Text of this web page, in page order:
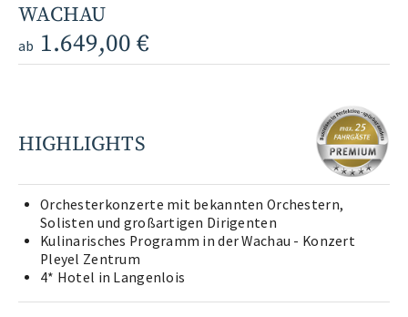
WACHAU
ab 1.649,00 €
HIGHLIGHTS
Orchesterkonzerte mit bekannten Orchestern,
Solisten und großartigen Dirigenten
Kulinarisches Programm in der Wachau - Konzert
Pleyel Zentrum
4* Hotel in Langenlois